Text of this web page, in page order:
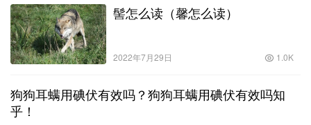
费者的要求增加赔偿其受到的损失，增加赔偿的金额
为消费者购买商品的价款或接受服务的费用的三倍；
增加赔偿的金额不足五百元的，为五百元。法律另有
规定的，依照其规定。据此，作为消费者，你可注意
收货视频等证据。必要时，你可将商家诉诸法院，请
求三倍合同价款赔偿。（云南法制报）
髻怎么读（馨怎么读）
2022年7月29日 1.0K
狗狗耳螨用碘伏有效吗？狗狗耳螨用碘伏有效吗知
乎！